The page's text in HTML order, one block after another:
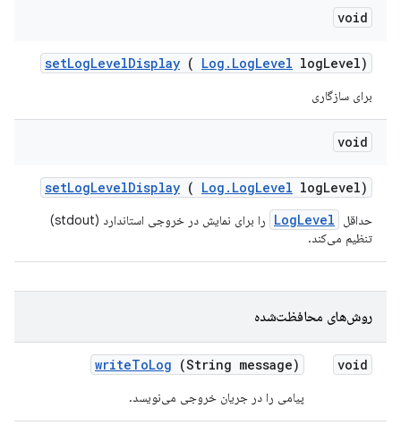
void
setLogLevelDisplay ( Log . LogLevel logLevel)
برای سازگاری
void
setLogLevelDisplay ( Log . LogLevel logLevel)
حداقل LogLevel
را برای نمایش در خروجی استاندارد (stdout)
تنظیم می‌کند.
روش‌های محافظت‌شده
void
writeToLog (String message)
پیامی را در جریان خروجی می‌نویسد.